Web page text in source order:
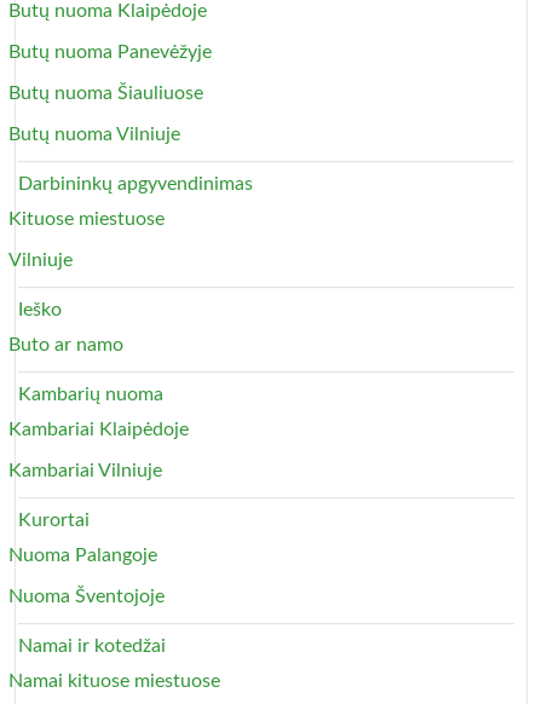
Butų nuoma Klaipėdoje
Butų nuoma Panevėžyje
Butų nuoma Šiauliuose
Butų nuoma Vilniuje
Darbininkų apgyvendinimas
Kituose miestuose
Vilniuje
Ieško
Buto ar namo
Kambarių nuoma
Kambariai Klaipėdoje
Kambariai Vilniuje
Kurortai
Nuoma Palangoje
Nuoma Šventojoje
Namai ir kotedžai
Namai kituose miestuose